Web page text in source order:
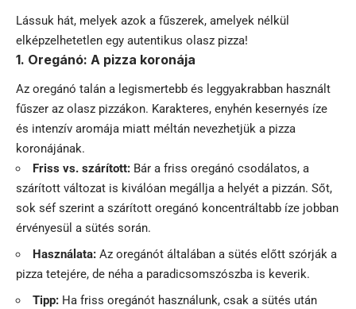
Lássuk hát, melyek azok a fűszerek, amelyek nélkül
elképzelhetetlen egy autentikus olasz pizza!
1. Oregánó: A pizza koronája
Az oregánó talán a legismertebb és leggyakrabban használt
fűszer az olasz pizzákon. Karakteres, enyhén kesernyés íze
és intenzív aromája miatt méltán nevezhetjük a pizza
koronájának.
Friss vs. szárított: Bár a friss oregánó csodálatos, a
szárított változat is kiválóan megállja a helyét a pizzán. Sőt,
sok séf szerint a szárított oregánó koncentráltabb íze jobban
érvényesül a sütés során.
Használata: Az oregánót általában a sütés előtt szórják a
pizza tetejére, de néha a paradicsomszószba is keverik.
Tipp: Ha friss oregánót használunk, csak a sütés után